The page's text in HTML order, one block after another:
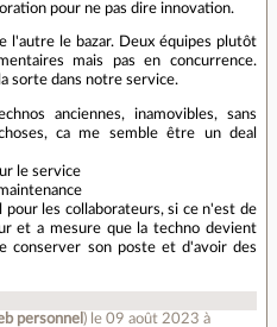
pour ne pas dire innovation.
l'autre le bazar. Deux équipes plutôt
mais pas en concurrence.
sorte dans notre service.
anciennes, inamovibles, sans
ca me semble être un deal
le service
les collaborateurs, si ce n'est de
et a mesure que la techno devient
conserver son poste et d'avoir des
personnel ) le 09 août 2023 à